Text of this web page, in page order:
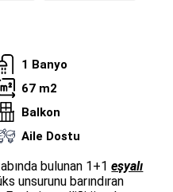
1 Banyo
67 m2
Balkon
Aile Dostu
bulunan 1+1eşyalı
unsurunu barındıran